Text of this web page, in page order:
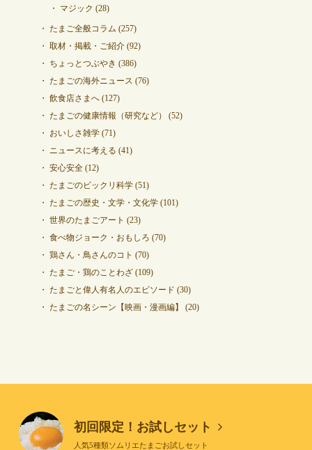
マジック (28)
たまご全般コラム (257)
取材・掲載・ご紹介(92)
ちょっとつぶやき (386)
たまごの海外ニュース (76)
飲食店さまへ(127)
たまごの健康情報（研究など）
(52)
おいしさ雑学(71)
ニュースに考える (41)
安心安全(12)
たまごのビックリ科学(51)
たまごの歴史・文学・文化学(101)
世界のたまごアート (23)
食べ物ジョーク・おもしろ (70)
鶏さん・鳥さんのコト (70)
たまご・鶏のことわざ(109)
たまごと偉人有名人のエピソード (30)
たまごの名シーン【映画・漫画編】
(20)
初回限定！お試しセット
人気5種類ソムリエたまごお試しセット